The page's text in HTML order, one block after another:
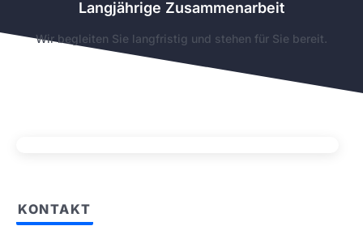
Langjährige Zusammenarbeit
Wir begleiten Sie langfristig und stehen für Sie bereit.
KONTAKT